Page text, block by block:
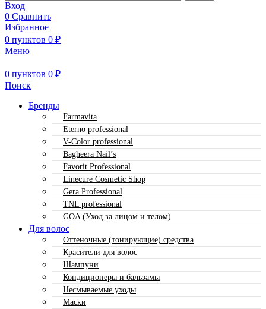
Вход
0 Сравнить
Избранное
0 пунктов 0 ₽
Меню
0 пунктов 0 ₽
Поиск
Бренды
Farmavita
Eterno professional
V-Color professional
Bagheera Nail’s
Favorit Professional
Linecure Cosmetic Shop
Gera Professional
TNL professional
GOA (Уход за лицом и телом)
Для волос
Оттеночные (тонирующие) средства
Красители для волос
Шампуни
Кондиционеры и бальзамы
Несмываемые уходы
Маски